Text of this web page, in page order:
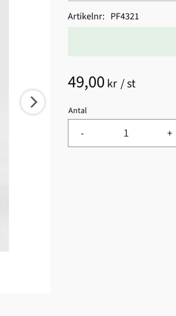
49,00 kr /st
Antal
+
-
Artikelnr PF4321